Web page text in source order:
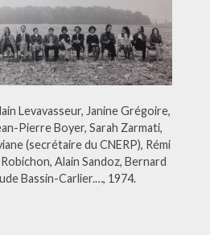
Levavasseur, Janine Grégoire,
Pierre Boyer, Sarah Zarmati,
(secrétaire du CNERP), Rémi
Alain Sandoz, Bernard
Bassin-Carlier.…, 1974.